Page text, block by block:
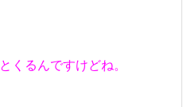
くるんですけどね。